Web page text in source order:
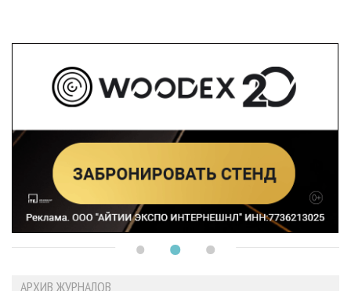
АРХИВ ЖУРНАЛОВ